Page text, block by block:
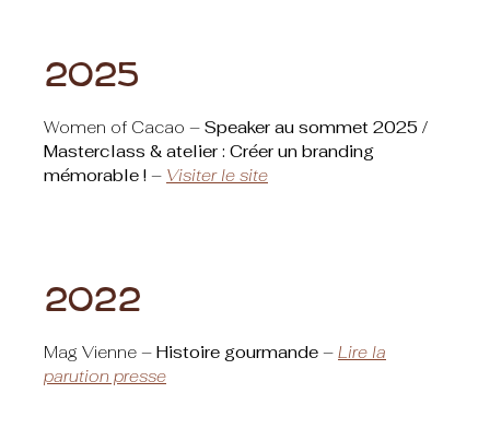
2025
Women of Cacao – Speaker au sommet 2025 /
Masterclass & atelier : Créer un branding
mémorable ! – Visiter le site
2022
Mag Vienne – Histoire gourmande – Lire la
parution presse